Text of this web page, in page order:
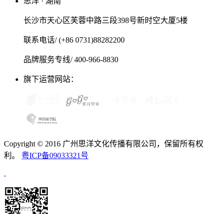
长沙市天心区芙蓉中路三段398号新时空大厦5楼
联系电话/ (+86 0731)88282200
品牌服务专线/ 400-966-8830
旗下运营网站：
Copyright © 2016 广州思洋文化传播有限公司，保留所有权
利。 粤ICP备09033321号